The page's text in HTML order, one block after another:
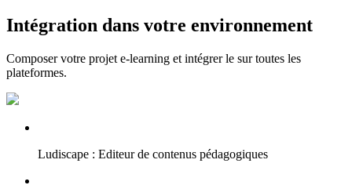
Intégration dans votre environnement
Composer votre projet e-learning et intégrer le sur toutes les
plateformes.
Ludiscape : Editeur de contenus pédagogiques